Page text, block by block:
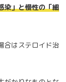
染」と慢性の「細
合はステロイド治